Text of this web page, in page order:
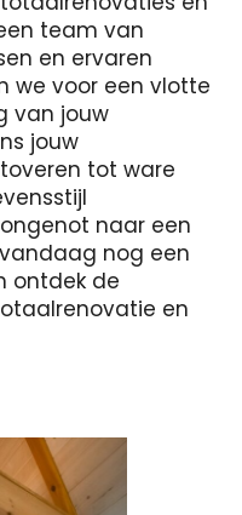
team van
en ervaren
we voor een vlotte
van jouw
jouw
tot ware
naar een
nog een
ontdek de
en